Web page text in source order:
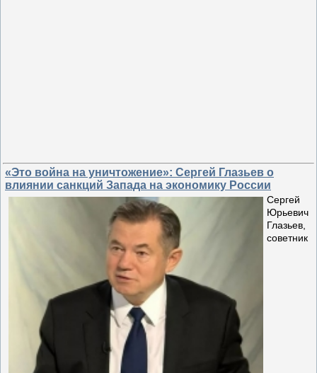
«Это война на уничтожение»: Сергей Глазьев о
влиянии санкций Запада на экономику России
Сергей
Юрьевич
Глазьев,
советник